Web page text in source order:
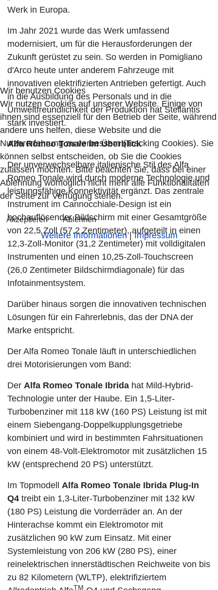
Werk in Europa.
Im Jahr 2021 wurde das Werk umfassend
modernisiert, um für die Herausforderungen der
Zukunft gerüstet zu sein. So werden in Pomigliano
d'Arco heute unter anderem Fahrzeuge mit
innovativen elektrifizierten Antrieben gefertigt. Auch
in die Ausbildung des Personals und in die
Umweltfreundlichkeit der Produktion hat Stellantis
stark investiert.
Alfa Romeo Tonale im Überblick
Der unverwechselbare italienische Stil des Alfa
Romeo Tonale wird durch moderne Technologie und
leistungsfähige Konnektivität ergänzt. Das zentrale
Instrument im Cannocchiale-Design ist ein
hochauflösender Bildschirm mit einer Gesamtgröße
von 22,5 Zoll (57,2 Zentimeter), aufgeteilt in einen
12,3-Zoll-Monitor (31,2 Zentimeter) mit volldigitalen
Instrumenten und einen 10,25-Zoll-Touchscreen
(26,0 Zentimeter Bildschirmdiagonale) für das
Infotainmentsystem.
Darüber hinaus sorgen die innovativen technischen
Lösungen für ein Fahrerlebnis, das der DNA der
Marke entspricht.
Der Alfa Romeo Tonale läuft in unterschiedlichen
drei Motorisierungen vom Band:
Der Alfa Romeo Tonale Ibrida hat Mild-Hybrid-
Technologie unter der Haube. Ein 1,5-Liter-
Turbobenziner mit 118 kW (160 PS) Leistung ist mit
einem Siebengang-Doppelkupplungsgetriebe
kombiniert und wird in bestimmten Fahrsituationen
von einem 48-Volt-Elektromotor mit zusätzlichen 15
kW (entsprechend 20 PS) unterstützt.
Im Topmodell Alfa Romeo Tonale Ibrida Plug-In
Q4 treibt ein 1,3-Liter-Turbobenziner mit 132 kW
(180 PS) Leistung die Vorderräder an. An der
Hinterachse kommt ein Elektromotor mit
zusätzlichen 90 kW zum Einsatz. Mit einer
Systemleistung von 206 kW (280 PS), einer
reinelektrischen innerstädtischen Reichweite von bis
zu 82 Kilometern (WLTP), elektrifiziertem
TM
Wir benutzen Cookies
Wir nutzen Cookies auf unserer Website. Einige von
ihnen sind essenziell für den Betrieb der Seite, während
andere uns helfen, diese Website und die
Nutzererfahrung zu verbessern (Tracking Cookies). Sie
können selbst entscheiden, ob Sie die Cookies
zulassen möchten. Bitte beachten Sie, dass bei einer
Ablehnung womöglich nicht mehr alle Funktionalitäten
der Seite zur Verfügung stehen.
Akzeptieren Ablehnen
Weitere Informationen|Impressum